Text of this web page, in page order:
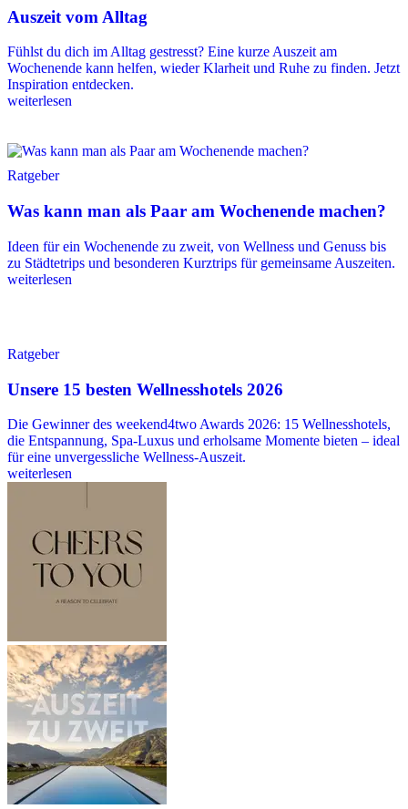
Auszeit vom Alltag
Fühlst du dich im Alltag gestresst? Eine kurze Auszeit am
Wochenende kann helfen, wieder Klarheit und Ruhe zu finden. Jetzt
Inspiration entdecken.
weiterlesen
Ratgeber
Was kann man als Paar am Wochenende machen?
Ideen für ein Wochenende zu zweit, von Wellness und Genuss bis
zu Städtetrips und besonderen Kurztrips für gemeinsame Auszeiten.
weiterlesen
Ratgeber
Unsere 15 besten Wellnesshotels 2026
Die Gewinner des weekend4two Awards 2026: 15 Wellnesshotels,
die Entspannung, Spa-Luxus und erholsame Momente bieten – ideal
für eine unvergessliche Wellness-Auszeit.
weiterlesen